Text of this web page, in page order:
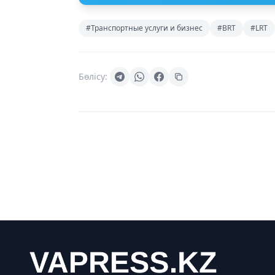
#Транспортные услуги и бизнес #BRT #LRТ
Бөлісу: